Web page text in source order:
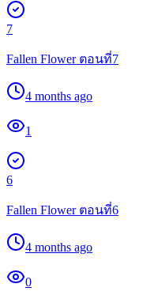
7
Fallen Flower ตอนที่7
4 months ago
1
6
Fallen Flower ตอนที่6
4 months ago
0